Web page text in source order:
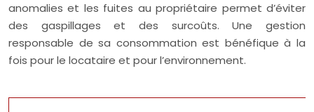
anomalies et les fuites au propriétaire permet d’éviter
des gaspillages et des surcoûts. Une gestion
responsable de sa consommation est bénéfique à la
fois pour le locataire et pour l’environnement.